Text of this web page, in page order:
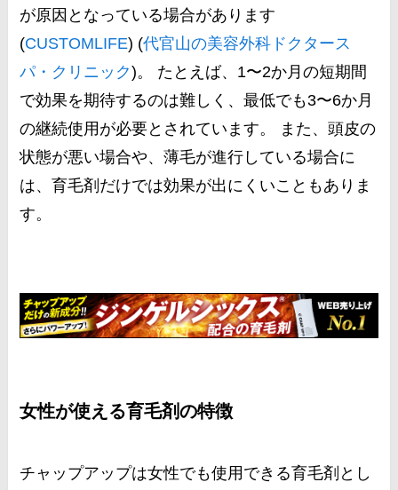
が原因となっている場合があります​
(CUSTOMLIFE)​​ (代官山の美容外科ドクタース
パ・クリニック)​。 たとえば、1〜2か月の短期間
で効果を期待するのは難しく、最低でも3〜6か月
の継続使用が必要とされています。 また、頭皮の
状態が悪い場合や、薄毛が進行している場合に
は、育毛剤だけでは効果が出にくいこともありま
す。
女性が使える育毛剤の特徴
チャップアップは女性でも使用できる育毛剤とし